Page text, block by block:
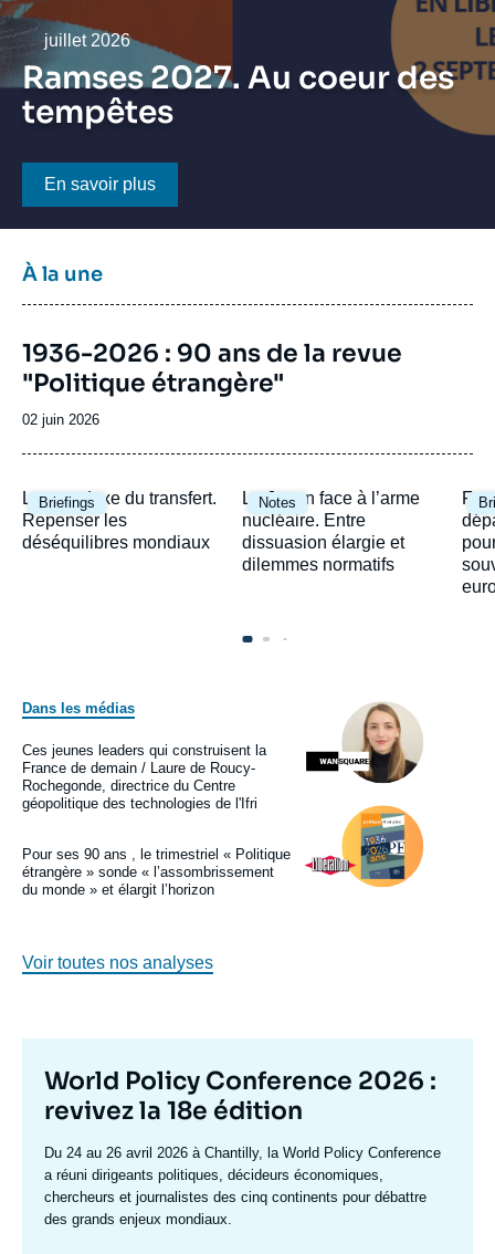
Nous soutenir
Date
juillet 2026
Ramses 2027. Au coeur des
tempêtes
Bouton CTA
En savoir plus
Titre
bloc
la
une
À la une
Image
de
couverture
la
1936-2026 : 90 ans de la revue
"Politique étrangère"
Date
02 juin 2026
Briefings
Image
principale
Le paradoxe du transfert.
Repenser les
déséquilibres mondiaux
Notes
Image
principale
Le Japon face à l’arme
nucléaire. Entre
dissuasion élargie et
dilemmes normatifs
Dans les médias
Logo
Image
principale
médiatique
Ces jeunes leaders qui construisent la
France de demain / Laure de Roucy-
Rochegonde, directrice du Centre
géopolitique des technologies de l'Ifri
Logo
Image
principale
médiatique
Pour ses 90 ans , le trimestriel « Politique
étrangère » sonde « l’assombrissement
du monde » et élargit l’horizon
Voir toutes nos analyses
Titre
mis
en
avant
World Policy Conference 2026 :
revivez la 18e édition
Texte
accroche
Du 24 au 26 avril 2026 à Chantilly, la World Policy Conference
a réuni dirigeants politiques, décideurs économiques,
chercheurs et journalistes des cinq continents pour débattre
des grands enjeux mondiaux.